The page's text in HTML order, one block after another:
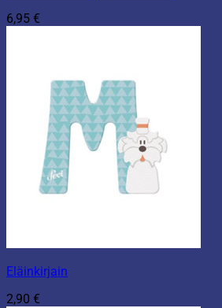
6,95 €
Eläinkirjain
2,90 €